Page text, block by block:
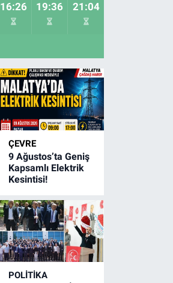
16:26 19:36 21:04
ÇEVRE
9 Ağustos’ta Geniş
Kapsamlı Elektrik
Kesintisi!
POLITIKA